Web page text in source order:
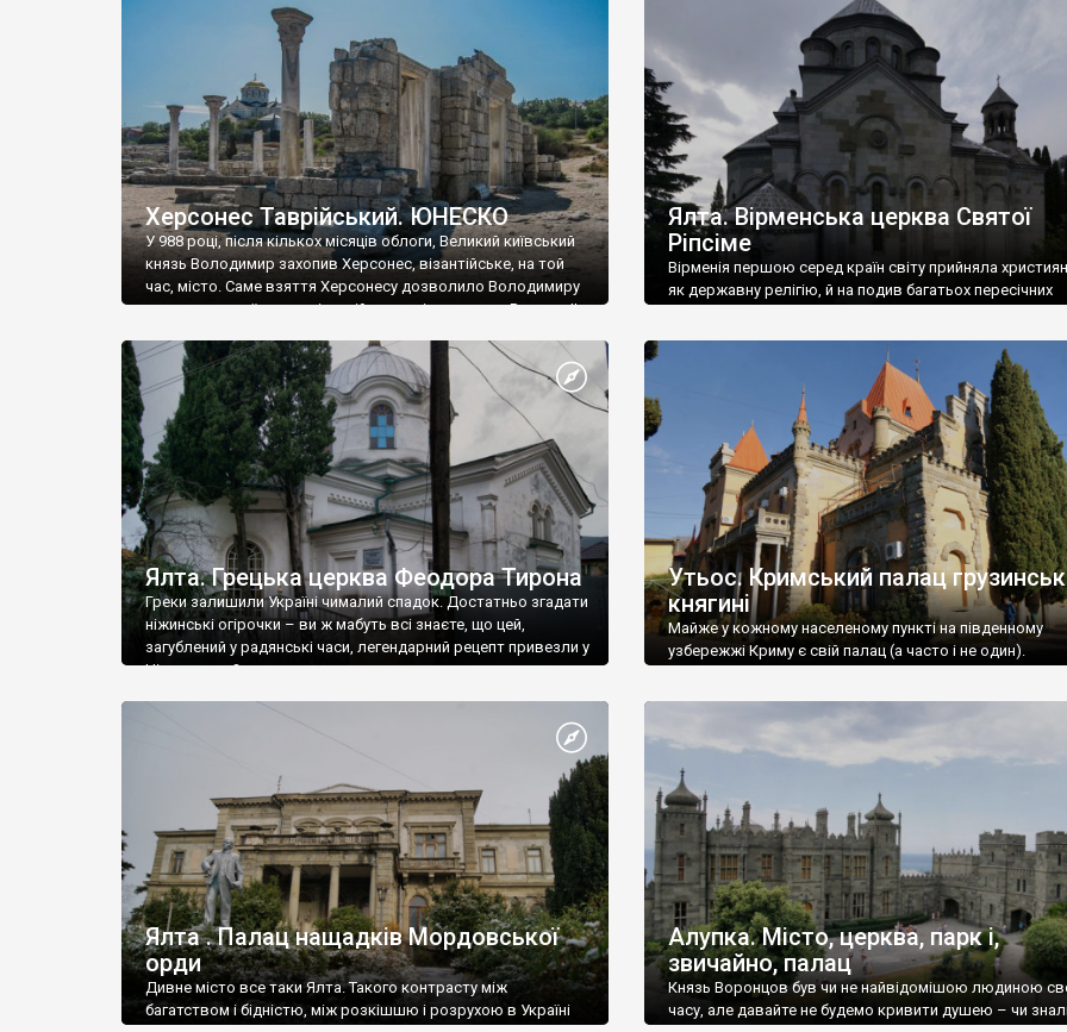
візантійської доби. Раритети викрадені з фондів об’єкту
культурної спадщини ЮНЕСКО «Херсонеса Таврійського».
Офіційно – на виставку «Золото Візантії», але експерти та
влада в Україні вважають це лише […]
називаються «повстяками» (postaki)…” “Вино. Крим
виробляє відмінне вино і його вдосталь: воно все
легке біле і дуже […]
Херсонес Таврійський. ЮНЕСКО
У 988 році, після кількох місяців облоги, Великий київський
князь Володимир захопив Херсонес, візантійське, на той
час, місто. Саме взяття Херсонесу дозволило Володимиру
диктувати свої умови візантійському імператору Василю ІІ,
Херсонесі Володимир-язичник, став Василем-
християнином. А потім було Хрещення Русі. На честь
Херсонесу Таврійського названо місто […]
Ялта. Вірменська церква Святої
Ріпсіме
Вірменія першою серед країн світу прийняла
як державну релігію, й на подив багатьох пересічних
Ялта. Грецька церква Феодора Тирона
Греки залишили Україні чималий спадок. Достатньо згадати
ніжинські огірочки – ви ж мабуть всі знаєте, що цей,
загублений у радянські часи, легендарний рецепт привезли у
Ніжин греки?
Утьос. Кримський палац
княгині
Майже у кожному населеному пункті на південному
узбережжі Криму є свій палац (а часто і не один).
Ялта . Палац нащадків Мордовської
орди
Дивне місто все таки Ялта. Такого контрасту між
багатством і бідністю, між розкішшю і розрухою в Україні
Алупка. Місто, церква, парк і,
звичайно, палац
Князь Воронцов був чи не найвідомішою людиною
часу, але давайте не будемо кривити душею – чи